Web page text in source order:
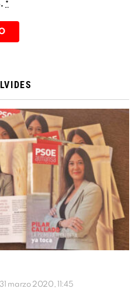
*
31 marzo 2020, 11:45